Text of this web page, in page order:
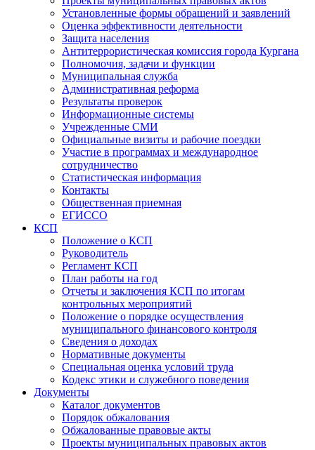
Установленные формы обращений и заявлений
Оценка эффективности деятельности
Защита населения
Антитеррористическая комиссия города Кургана
Полномочия, задачи и функции
Муниципальная служба
Административная реформа
Результаты проверок
Информационные системы
Учрежденные СМИ
Официальные визиты и рабочие поездки
Участие в программах и международное
сотрудничество
Статистическая информация
Контакты
Общественная приемная
ЕГИССО
КСП
Положение о КСП
Руководитель
Регламент КСП
План работы на год
Отчеты и заключения КСП по итогам
контрольных мероприятий
Положение о порядке осуществления
муниципального финансового контроля
Сведения о доходах
Нормативные документы
Специальная оценка условий труда
Кодекс этики и служебного поведения
Документы
Каталог документов
Порядок обжалования
Обжалованные правовые акты
Проекты муниципальных правовых актов